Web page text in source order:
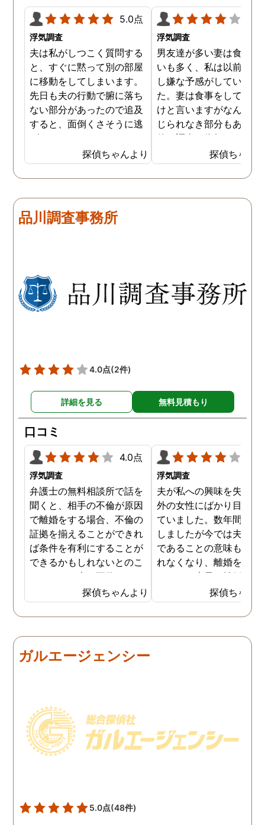
ができて良かったです。
5.0点
浮気調査
夫は私がしつこく質問する
と、すぐに黙って別の部屋
に移動をしてしまいます。
先日も夫の行動で腑に落ち
ない部分があったので追及
すると、面倒くさそうに逃
げてしまいました。そこで
探偵に夫の行動について調
査をしてもらうと、やはり
私の想像通り女と頻繁に会
た。さらに探偵が入手した
証拠から二人が肉体関係を
私が夫を疑うだけでは夫の
不倫の実態を知ることがで
きませんでしたので、真相
探偵ちゃんより
浮気調査
男友達が多い妻は食事の
いも多く、私は以前から
し嫌な予感がしていまし
た。妻は食事をしている
けと言いますがなんとも
じられなき部分もあり、
偵に調査を依頼しました
妻は定期的に男友達と食
に出かけているため、調
日は簡単に決めることが
果、妻が男友達と食事だ
した。想像以上に妻の浮
の状態が酷かったので、
然としてしまいました。
探偵ちゃん
品川調査事務所
4.0点(2件)
詳細を見る 無料見積もり
口コミ
4.0点
浮気調査
弁護士の無料相談所で話を
聞くと、相手の不倫が原因
で離婚をする場合、不倫の
証拠を揃えることができれ
ば条件を有利にすることが
できるかもしれないとのこ
とでした。夫が不倫をして
いるのは確実なのですが、
私の証言だけでは効力が弱
いようです。弁護士のアド
の証拠を集めてもらうこと
にしました。夫は私への関
とはしょっちゅうです。次
の休みも休日出勤と称して
家を空けているので、この
日に証拠集めをお願いしま
と会い、そのまま夜まで過
探偵ちゃんより
浮気調査
夫が私への興味を失くし
外の女性にばかり目を向
ていました。数年間は我
しましたが今では夫と夫
であることの意味も感じ
れなくなり、離婚を決意
ました。素早く離婚を成
させるためには夫の不倫
証拠を手に入れることが
っ取り早く、探偵に調査
行動パターンを伝え、予
必要な不倫の証拠も手に
れることができました。
探偵ちゃん
ガルエージェンシー
5.0点(48件)